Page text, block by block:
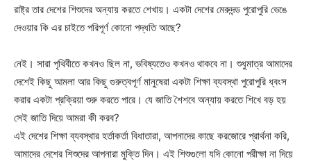
রাষ্ট্র তার দেশের শিশুদের অন্যায় করতে শেখায়। একটা দেশের মেরুদন্ড পুরোপুরি ভেঙে
দেওয়ার কি এর চাইতে পরিপূর্ণ কোনো পদ্ধতি আছে?
নেই। সারা পৃথিবীতে কখনও ছিল না, ভবিষ্যতেও কখনও থাকবে না। শুধুমাত্র আমাদের
দেশেই কিছু আমলা আর কিছু গুরুত্বপূর্ণ মানুষেরা একটা শিক্ষা ব্যবস্থা পুরোপুরি ধ্বংস
করার একটা প্রক্রিয়া শুরু করতে পারে। যে জাতি শৈশবে অন্যায় করতে শিখে বড় হয়
সেই জাতি দিয়ে আমরা কী করব?
এই দেশের শিক্ষা ব্যবস্থার হর্তাকর্তা বিধাতারা, আপনাদের কাছে করজোরে প্রার্থনা করি,
আমাদের দেশের শিশুদের আপনারা মুক্তি দিন। এই শিশুগুলো যদি কোনো পরীক্ষা না দিয়ে